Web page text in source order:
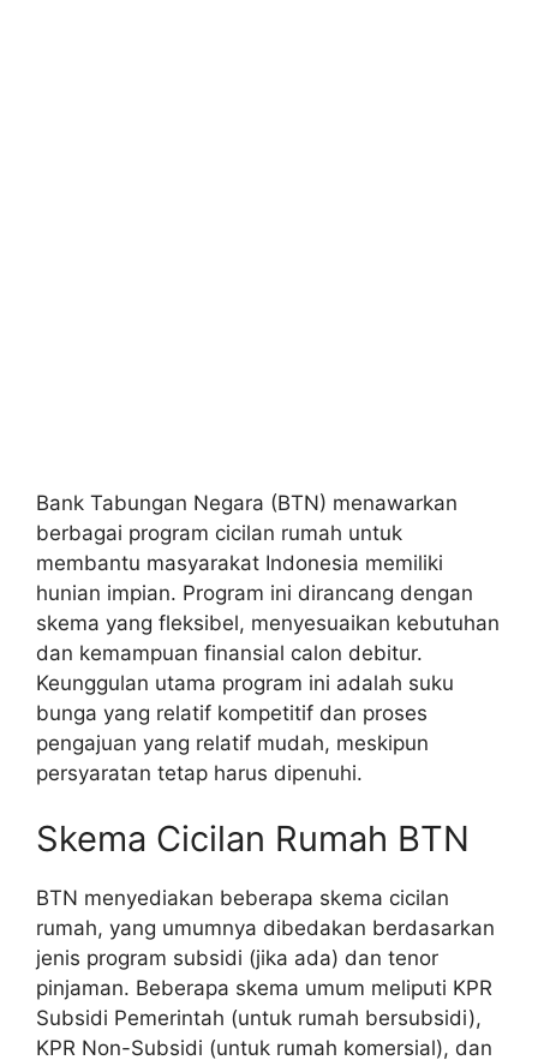
Bank Tabungan Negara (BTN) menawarkan
berbagai program cicilan rumah untuk
membantu masyarakat Indonesia memiliki
hunian impian. Program ini dirancang dengan
skema yang fleksibel, menyesuaikan kebutuhan
dan kemampuan finansial calon debitur.
Keunggulan utama program ini adalah suku
bunga yang relatif kompetitif dan proses
pengajuan yang relatif mudah, meskipun
persyaratan tetap harus dipenuhi.
Skema Cicilan Rumah BTN
BTN menyediakan beberapa skema cicilan
rumah, yang umumnya dibedakan berdasarkan
jenis program subsidi (jika ada) dan tenor
pinjaman. Beberapa skema umum meliputi KPR
Subsidi Pemerintah (untuk rumah bersubsidi),
KPR Non-Subsidi (untuk rumah komersial), dan